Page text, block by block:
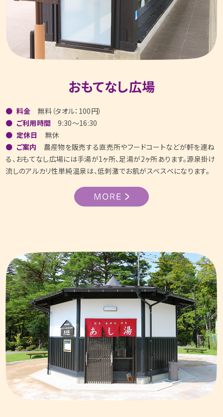
おもてなし広場
料金
無料（タオル：100円）
ご利用時間
9:30～16:30
定休日
無休
ご案内
農産物を販売する直売所やフードコートなどが軒を連ね
る、おもてなし広場には手湯が1ヶ所、足湯が2ヶ所あります。源泉掛け
流しのアルカリ性単純温泉は、低刺激でお肌がスベスベになります。